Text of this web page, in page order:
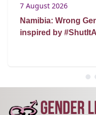
7 August 2026
Namibia: Wrong
inspired by